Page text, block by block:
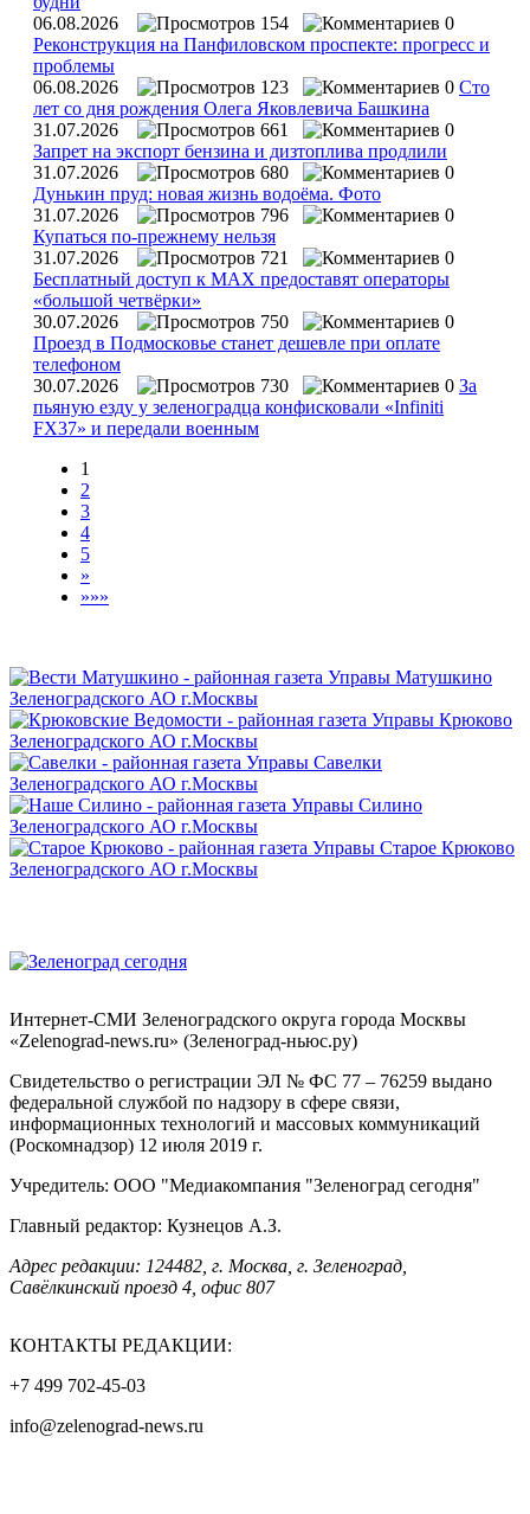
06.08.2026
154
0
Реконструкция на Панфиловском проспекте: прогресс и
проблемы
06.08.2026
123 0 Сто
лет со дня рождения Олега Яковлевича Башкина
31.07.2026
661
0
Запрет на экспорт бензина и дизтоплива продлили
31.07.2026
680
0
Дунькин пруд: новая жизнь водоёма. Фото
31.07.2026
796
0
Купаться по‑прежнему нельзя
31.07.2026
721
0
Бесплатный доступ к MAX предоставят операторы
«большой четвёрки»
30.07.2026
750
0
Проезд в Подмосковье станет дешевле при оплате
телефоном
30.07.2026
730 0 За
пьяную езду у зеленоградца конфисковали «Infiniti
FX37» и передали военным
1
2
3
4
5
»
»»»
Интернет-СМИ Зеленоградского округа города Москвы
«Zelenograd-news.ru» (Зеленоград-ньюс.ру)
Свидетельство о регистрации ЭЛ № ФС 77 – 76259 выдано
федеральной службой по надзору в сфере связи,
информационных технологий и массовых коммуникаций
(Роскомнадзор) 12 июля 2019 г.
Учредитель: ООО "Медиакомпания "Зеленоград сегодня"
Главный редактор: Кузнецов А.З.
Адрес редакции: 124482, г. Москва, г. Зеленоград,
Савёлкинский проезд 4, офис 807
КОНТАКТЫ РЕДАКЦИИ:
+7 499 702-45-03
info@zelenograd-news.ru